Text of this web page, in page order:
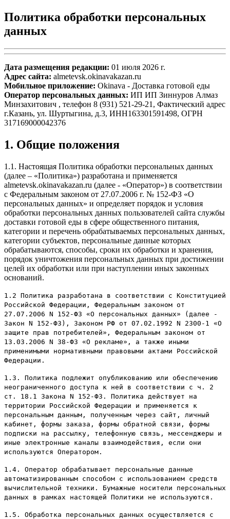
Политика обработки персональных
данных
Дата размещения редакции: 01 июля 2026 г.
Адрес сайта: almetevsk.okinavakazan.ru
Мобильное приложение: Okinava - Доставка готовой еды
Оператор персональных данных: ИП ИП Зиннуров Алмаз
Минзахитович , телефон 8 (931) 521-29-21, Фактический адрес
г.Казань, ул. Шуртыгина, д.3, ИНН163301591498, ОГРН
317169000042376
1. Общие положения
1.1. Настоящая Политика обработки персональных данных
(далее – «Политика») разработана и применяется
almetevsk.okinavakazan.ru (далее - «Оператор») в соответствии
с Федеральным законом от 27.07.2006 г. № 152-ФЗ «О
персональных данных» и определяет порядок и условия
обработки персональных данных пользователей сайта службы
доставки готовой еды в сфере общественного питания,
категории и перечень обрабатываемых персональных данных,
категории субъектов, персональные данные которых
обрабатываются, способы, сроки их обработки и хранения,
порядок уничтожения персональных данных при достижении
целей их обработки или при наступлении иных законных
оснований.
1.2 Политика разработана в соответствии с Конституцией
Российской Федерации, Федеральным законом от
27.07.2006 N 152-ФЗ «О персональных данных» (далее -
Закон N 152-ФЗ), Законом РФ от 07.02.1992 N 2300-1 «О
защите прав потребителей», Федеральным законом от
13.03.2006 N 38-ФЗ «О рекламе», а также иными
применимыми нормативными правовыми актами Российской
Федерации.
1.3. Политика подлежит опубликованию или обеспечению
неограниченного доступа к ней в соответствии с ч. 2
ст. 18.1 Закона N 152-ФЗ. Политика действует на
территории Российской Федерации и применяется к
персональным данным, полученным через сайт, личный
кабинет, формы заказа, формы обратной связи, формы
подписки на рассылку, телефонную связь, мессенджеры и
иные электронные каналы взаимодействия, если они
используются Оператором.
1.4. Оператор обрабатывает персональные данные
автоматизированным способом с использованием средств
вычислительной техники. Бумажные носители персональных
данных в рамках настоящей Политики не используются.
1.5. Обработка персональных данных осуществляется с